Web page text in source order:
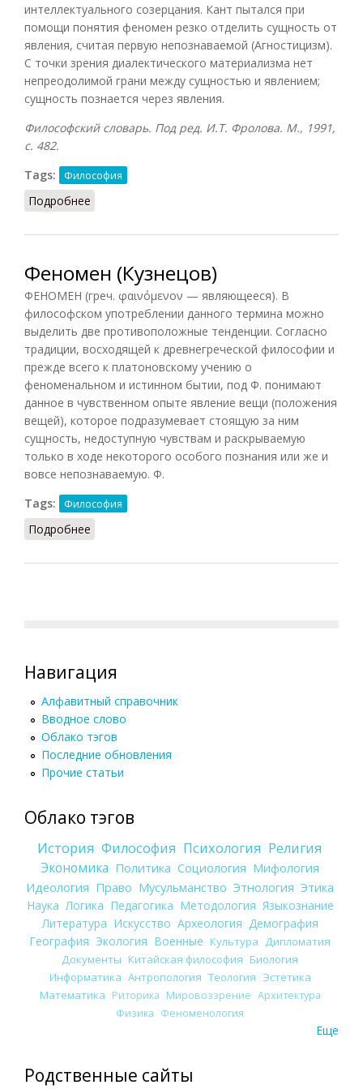
интеллектуального созерцания. Кант пытался при
помощи понятия феномен резко отделить сущность от
явления, считая первую непознаваемой (Агностицизм).
С точки зрения диалектического материализма нет
непреодолимой грани между сущностью и явлением;
сущность познается через явления.
Философский словарь. Под ред. И.Т. Фролова. М., 1991,
с. 482.
Tags:
Философия
Подробнее
Феномен (Кузнецов)
ФЕНОМЕН (греч. φαινόμενον — являющееся). В
философском употреблении данного термина можно
выделить две противоположные тенденции. Согласно
традиции, восходящей к древнегреческой философии и
прежде всего к платоновскому учению о
феноменальном и истинном бытии, под Ф. понимают
данное в чувственном опыте явление вещи (положения
вещей), которое подразумевает стоящую за ним
сущность, недоступную чувствам и раскрываемую
только в ходе некоторого особого познания или же и
вовсе непознаваемую. Ф.
Tags:
Философия
Подробнее
Навигация
Алфавитный справочник
Вводное слово
Облако тэгов
Последние обновления
Прочие статьи
Облако тэгов
История Философия Психология Религия
Экономика Политика Социология Мифология
Идеология Право Мусульманство Этнология Этика
Наука Логика Педагогика Методология Языкознание
Литература Искусство Археология Демография
География Экология Военные Культура
Дипломатия
Документы Китайская философия Биология
Информатика Антропология Теология Эстетика
Математика Риторика Мировоззрение Архитектура
Физика Феноменология
Еще
Родственные сайты